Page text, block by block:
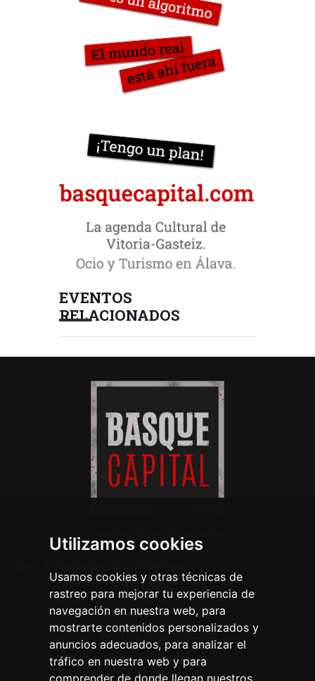
Utilizamos cookies
Usamos cookies y otras técnicas de
rastreo para mejorar tu experiencia de
navegación en nuestra web, para
mostrarte contenidos personalizados y
anuncios adecuados, para analizar el
tráfico en nuestra web y para
comprender de donde llegan nuestros
EVENTOS
RELACIONADOS
Legal
Aviso legal
Política de privacidad
Política de cookies